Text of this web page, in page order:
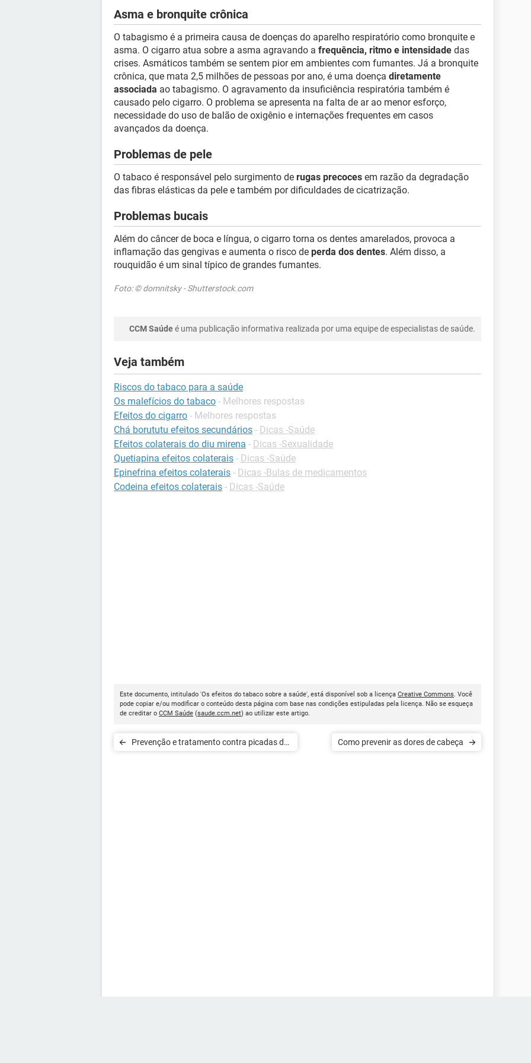
Asma e bronquite crônica
O tabagismo é a primeira causa de doenças do aparelho respiratório como bronquite e
asma. O cigarro atua sobre a asma agravando a frequência, ritmo e intensidade das
crises. Asmáticos também se sentem pior em ambientes com fumantes. Já a bronquite
crônica, que mata 2,5 milhões de pessoas por ano, é uma doença diretamente
associada ao tabagismo. O agravamento da insuficiência respiratória também é
causado pelo cigarro. O problema se apresenta na falta de ar ao menor esforço,
necessidade do uso de balão de oxigênio e internações frequentes em casos
avançados da doença.
Problemas de pele
O tabaco é responsável pelo surgimento de rugas precoces em razão da degradação
das fibras elásticas da pele e também por dificuldades de cicatrização.
Problemas bucais
Além do câncer de boca e língua, o cigarro torna os dentes amarelados, provoca a
inflamação das gengivas e aumenta o risco de perda dos dentes. Além disso, a
rouquidão é um sinal típico de grandes fumantes.
Foto: © domnitsky - Shutterstock.com
CCM Saúdeé uma publicação informativa realizada por uma equipe de especialistas de saúde.
Veja também
Riscos do tabaco para a saúde
Os malefícios do tabaco - Melhores respostas
Efeitos do cigarro - Melhores respostas
Chá borututu efeitos secundários - Dicas -Saúde
Efeitos colaterais do diu mirena - Dicas -Sexualidade
Quetiapina efeitos colaterais - Dicas -Saúde
Epinefrina efeitos colaterais - Dicas -Bulas de medicamentos
Codeina efeitos colaterais - Dicas -Saúde
Este documento, intitulado 'Os efeitos do tabaco sobre a saúde', está disponível sob a licença Creative Commons. Você
pode copiar e/ou modificar o conteúdo desta página com base nas condições estipuladas pela licença. Não se esqueça
de creditar o CCM Saúde (saude.ccm.net) ao utilizar este artigo.
Prevenção e tratamento contra picadas de
Como prevenir as dores de cabeça